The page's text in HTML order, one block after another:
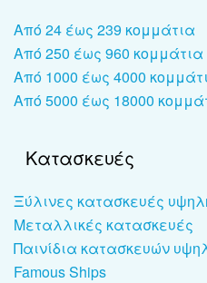
Από 24 έως 239 κομμάτια
Από 250 έως 960 κομμάτια
Από 1000 έως 4000
Από 5000 έως 18000
Κατασκευές
Ξύλινες κατασκευές
Μεταλλικές κατασκευές
Παινίδια κατασκευών
Famous Ships